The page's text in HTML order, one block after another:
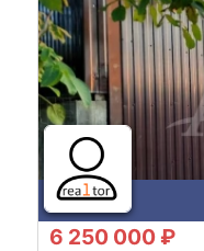
6 250 000 ₽